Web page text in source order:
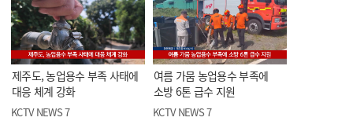
제주도, 농업용수 부족 사태에
대응 체계 강화
KCTV NEWS 7
여름 가뭄 농업용수 부족에
소방 6톤 급수 지원
KCTV NEWS 7